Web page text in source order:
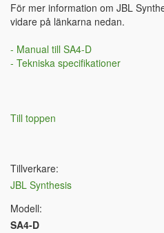
För mer information om JBL
vidare på länkarna nedan.
- Manual till SA4-D
- Tekniska specifikationer
Till toppen
Tillverkare:
JBL Synthesis
Modell:
SA4-D